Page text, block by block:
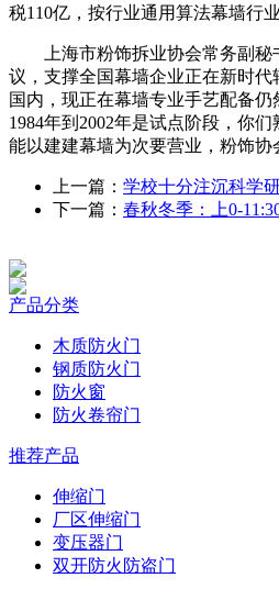
税110亿，按行业通用算法幕墙行
上海市粉饰拆业协会常务副秘书
议，支撑全国幕墙企业正在新时
国内，现正在幕墙专业手艺配备
1984年到2002年是试点阶段，你
能以建建幕墙为次要营业，粉饰协
上一篇： 学校十分注沉科学
下一篇： 春秋冬季：上0-
产品分类
木质防火门
钢质防火门
防火窗
防火卷帘门
推荐产品
伸缩门
厂区伸缩门
变压器门
双开防火防盗门